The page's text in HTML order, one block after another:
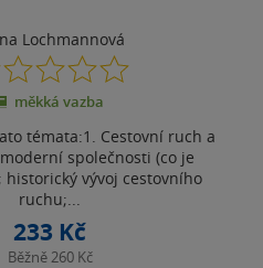
Lochmannová
0.0
z
5
měkká vazba
témata:1. Cestovní ruch a
společnosti (co je
historický vývoj cestovního
ruchu;...
233 Kč
Běžně 260 Kč